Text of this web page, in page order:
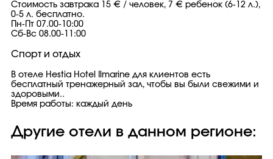
Стоимость завтрака 15 € / человек, 7 € ребенок (6-12 л.),
0-5 л. бесплатно.
Пн-Пт 07.00-10:00
Сб-Вс 08.00-11:00
Спорт и отдых
В отеле Hestia Hotel Ilmarine для клиентов есть
бесплатный тренажерный зал, чтобы вы были свежими и
здоровыми..
Время работы: каждый день
Другие отели в данном регионе: